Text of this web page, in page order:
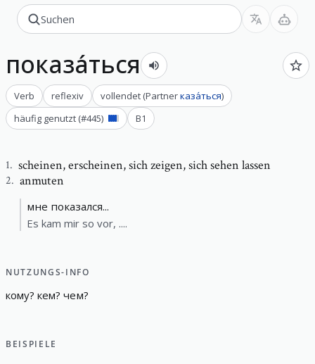
показа́ться
Verb reflexiv vollendet (Partnerказа́ться)
häufig genutzt (#445) B1
1. scheinen,erscheinen, sich zeigen, sich sehen lassen
2. anmuten
мне показался...
Es kam mir so vor, ....
NUTZUNGS-INFO
кому? кем? чем?
BEISPIELE